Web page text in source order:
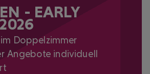
- EARLY
Doppelzimmer
Angebote individuell